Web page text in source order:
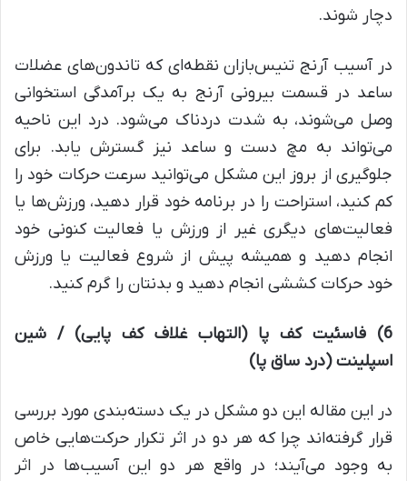
دچار شوند.
در آسیب آرنج تنیس‌بازان نقطه‌ای که تاندون‌های عضلات
ساعد در قسمت بیرونی آرنج به یک برآمدگی استخوانی
وصل می‌شوند، به شدت دردناک می‌شود. درد این ناحیه
می‌تواند به مچ دست و ساعد نیز گسترش یابد. برای
جلوگیری از بروز این مشکل می‌توانید سرعت حرکات خود را
کم کنید، استراحت را در برنامه خود قرار دهید، ورزش‌ها یا
فعالیت‌های دیگری غیر از ورزش یا فعالیت کنونی خود
انجام دهید و همیشه پیش از شروع فعالیت یا ورزش
خود حرکات کششی انجام دهید و بدنتان را گرم کنید.
6)
فاسئیت کف پا (التهاب غلاف کف پایی) / شین
اسپلینت (درد ساق پا)
در این مقاله این دو مشکل در یک دسته‌بندی مورد بررسی
قرار گرفته‌اند چرا که هر دو در اثر تکرار حرکت‌هایی خاص
به وجود می‌آیند؛ در واقع هر دو این آسیب‌ها در اثر